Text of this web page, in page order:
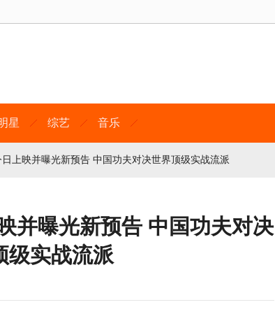
星 综艺 音乐
上映并曝光新预告 中国功夫对决世界顶级实战流派
并曝光新预告 中国功夫对决
级实战流派